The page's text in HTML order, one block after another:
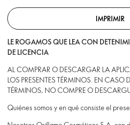
IMPRIMIR
LE ROGAMOS QUE LEA CON
DE LICENCIA
AL COMPRAR O DESCARGAR LA
LOS PRESENTES TÉRMINOS. EN CASO
TÉRMINOS, NO COMPRE O
Quiénes somos y en qué consiste el